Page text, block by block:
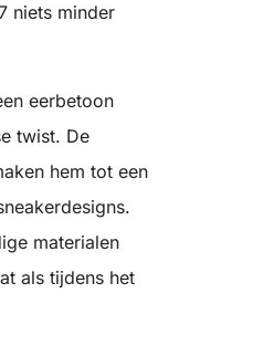
niets minder
eerbetoon
twist. De
hem tot een
materialen
als tijdens het